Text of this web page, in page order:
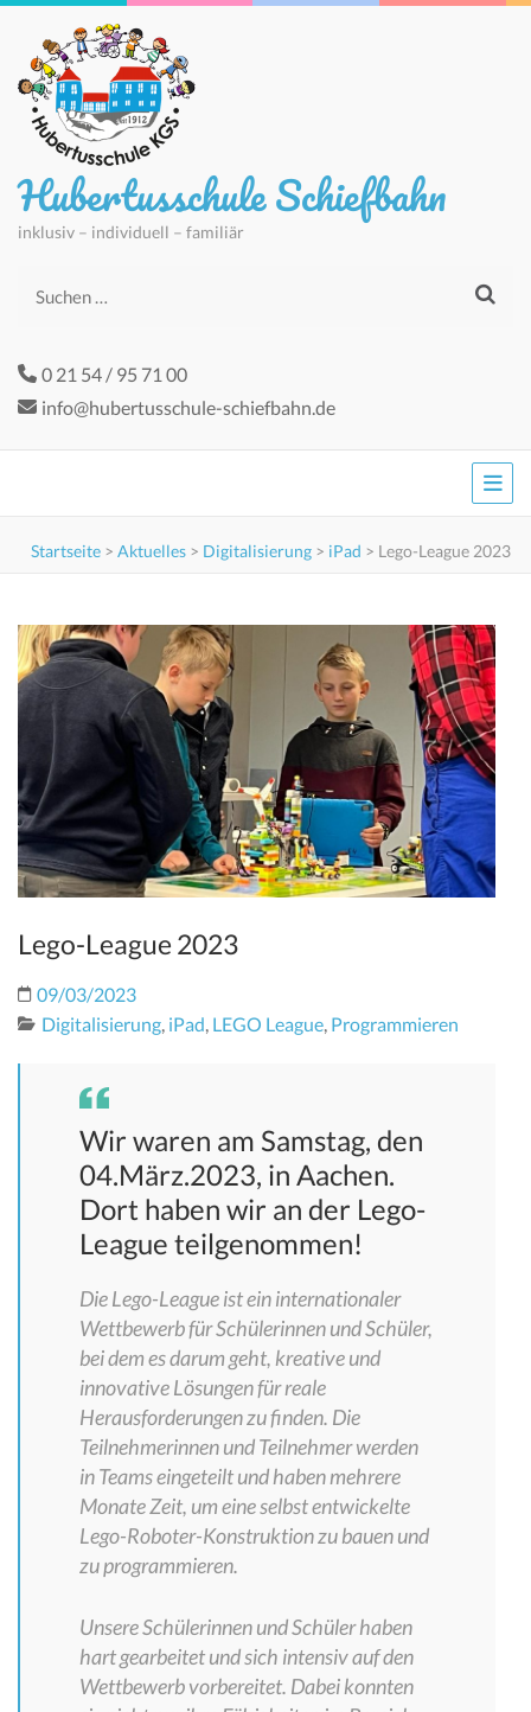
Hubertusschule Schiefbahn
inklusiv – individuell – familiär
Suchen
0 21 54 / 95 71 00
info@hubertusschule-schiefbahn.de
Startseite > Aktuelles > Digitalisierung > iPad > Lego-League 2023
Lego-League 2023
09/03/2023
Digitalisierung, iPad, LEGO League, Programmieren
Wir waren am Samstag, den
04.März.2023, in Aachen.
Dort haben wir an der Lego-
League teilgenommen!
Die Lego-League ist ein internationaler
Wettbewerb für Schülerinnen und Schüler,
bei dem es darum geht, kreative und
innovative Lösungen für reale
Herausforderungen zu finden. Die
Teilnehmerinnen und Teilnehmer werden
in Teams eingeteilt und haben mehrere
Monate Zeit, um eine selbst entwickelte
Lego-Roboter-Konstruktion zu bauen und
zu programmieren.
Unsere Schülerinnen und Schüler haben
hart gearbeitet und sich intensiv auf den
Wettbewerb vorbereitet. Dabei konnten